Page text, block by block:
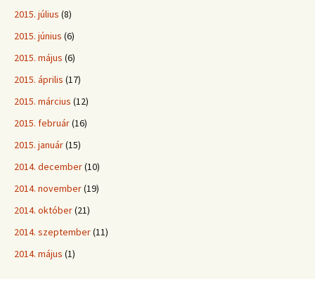
2015. július (8)
2015. június (6)
2015. május (6)
2015. április (17)
2015. március (12)
2015. február(16)
2015. január(15)
2014. december(10)
2014. november(19)
2014. október(21)
2014. szeptember(11)
2014. május (1)